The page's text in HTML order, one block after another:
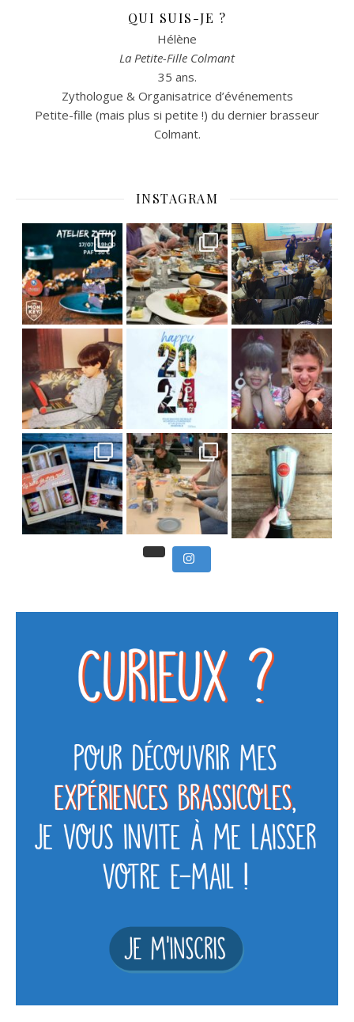
QUI SUIS-JE ?
Hélène
La Petite-Fille Colmant
35 ans.
Zythologue & Organisatrice d’événements
Petite-fille (mais plus si petite !) du dernier brasseur
Colmant.
INSTAGRAM
Viens
Et tou
] Ce week-end marque
Nous avons clôturé le modu
] Pendant